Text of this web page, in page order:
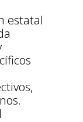
estatal